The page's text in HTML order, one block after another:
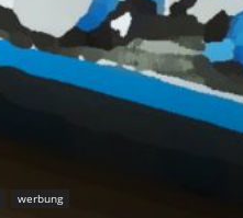
werbung